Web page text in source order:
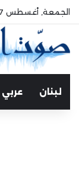
الجمعة, أغسطس 7 2026
لبنان عربي